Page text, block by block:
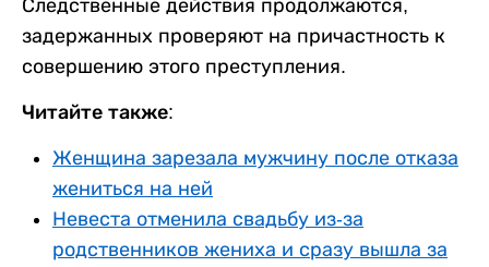
Следственные действия продолжаются,
задержанных проверяют на причастность к
совершению этого преступления.
Читайте также:
Женщина зарезала мужчину после отказа
жениться на ней
Невеста отменила свадьбу из-за
родственников жениха и сразу вышла за